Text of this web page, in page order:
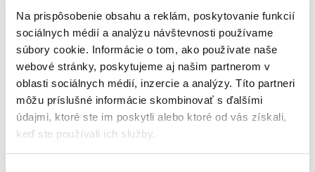
Na prispôsobenie obsahu a reklám, poskytovanie funkcií
sociálnych médií a analýzu návštevnosti používame
súbory cookie. Informácie o tom, ako používate naše
webové stránky, poskytujeme aj našim partnerom v
oblasti sociálnych médií, inzercie a analýzy. Títo partneri
môžu príslušné informácie skombinovať s ďalšími
údajmi, ktoré ste im poskytli alebo ktoré od vás získali,
keď ste používali ich služby.
Názov filmu
Loïc Espuche
Iva Ćirić